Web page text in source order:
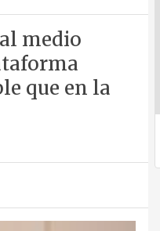
medio
que en la